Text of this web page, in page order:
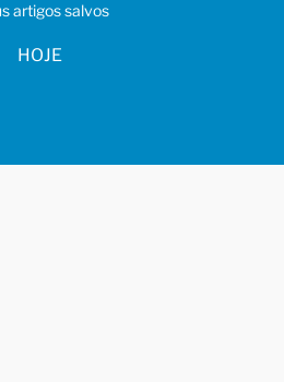
artigos salvos
HOJE